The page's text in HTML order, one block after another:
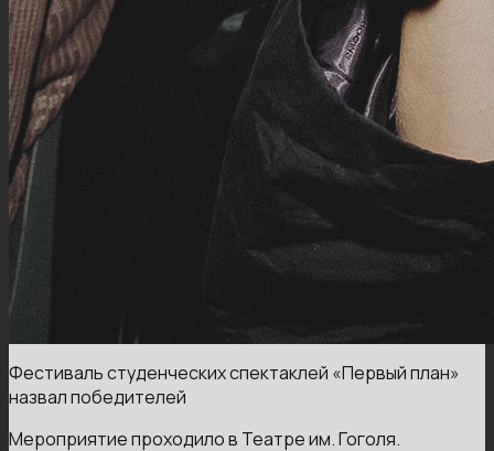
Фестиваль студенческих спектаклей «Первый план»
назвал победителей
Мероприятие проходило в Театре им. Гоголя.